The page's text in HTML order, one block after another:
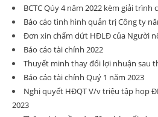
BCTC Qúy 4 năm 2022 kèm giải trình
Báo cáo tình hình quản trị Công ty
Đơn xin chấm dứt HĐLĐ của Người
Báo cáo tài chính 2022
Thuyết minh thay đổi lợi nhuận sau
Báo cáo tài chính Quý 1 năm 2023
Nghị quyết HĐQT V/v triệu tập họp
2023